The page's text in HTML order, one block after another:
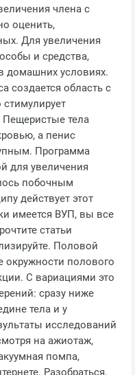
члена с
оценить,
Для увеличения
и средства,
домашних условиях.
создается область с
Пещеристые тела
а пенис
Программа
для увеличения
побочным
действует этот
имеется ВУП, вы все
статьи
Половой
окружности полового
С вариациями это
сразу ниже
тела и у
исследований
на ажиотаж,
помпа,
Разобраться,